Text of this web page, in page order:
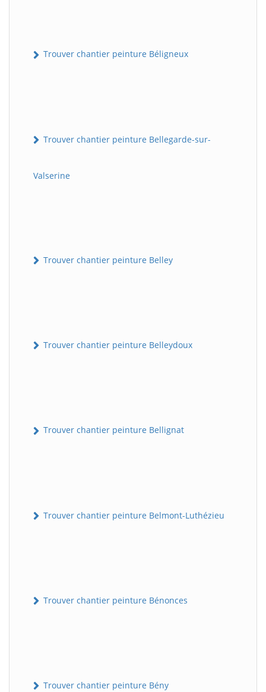
Trouver chantier peinture Béligneux
Trouver chantier peinture Bellegarde-sur-
Valserine
Trouver chantier peinture Belley
Trouver chantier peinture Belleydoux
Trouver chantier peinture Bellignat
Trouver chantier peinture Belmont-Luthézieu
Trouver chantier peinture Bénonces
Trouver chantier peinture Bény